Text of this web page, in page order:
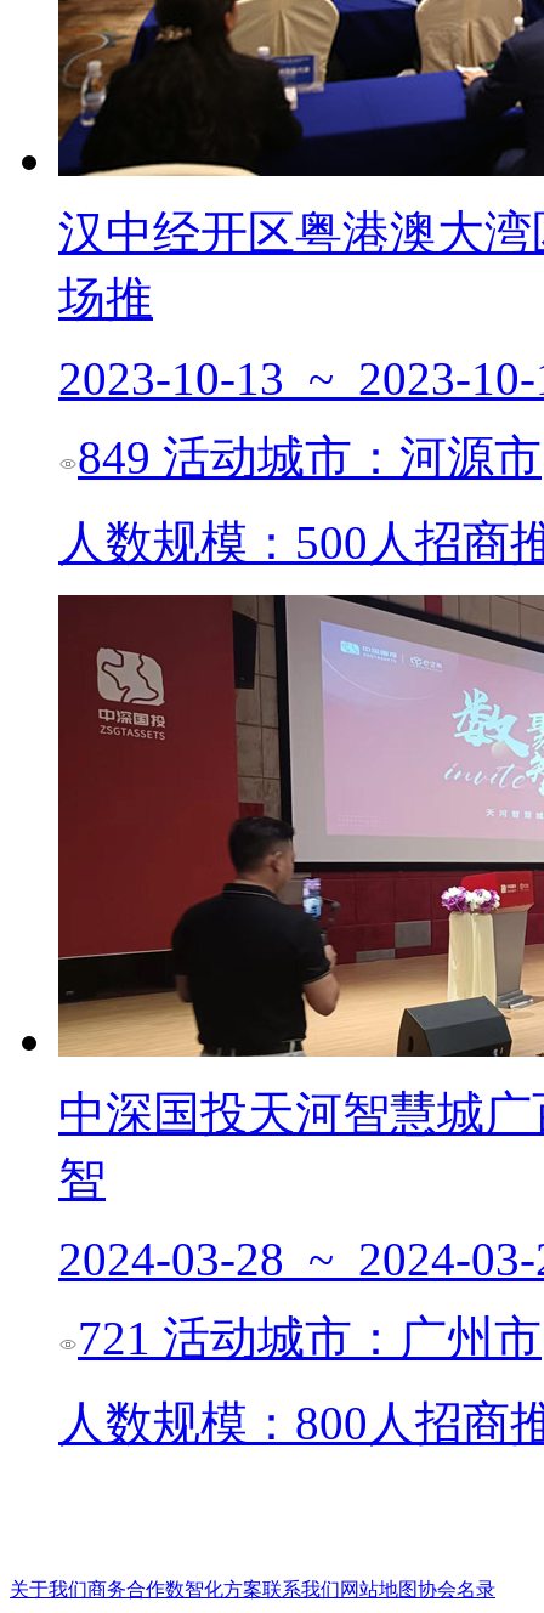
汉中经开区粤港澳大
场推
2023-10-13 ~ 2023-10-
849 活动城市：河源市
人数规模：500人招商
中深国投天河智慧城
智
2024-03-28 ~ 2024-03-
721 活动城市：广州市
人数规模：800人招商
关于我们商务合作数智化方案联系我们网站地图协会名录